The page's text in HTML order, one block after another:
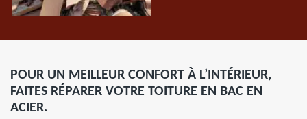
POUR UN MEILLEUR CONFORT À L’INTÉRIEUR,
FAITES RÉPARER VOTRE TOITURE EN BAC EN
ACIER.